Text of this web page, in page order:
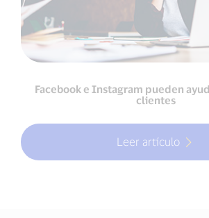
Facebook e Instagram pueden
clientes
Leer artículo